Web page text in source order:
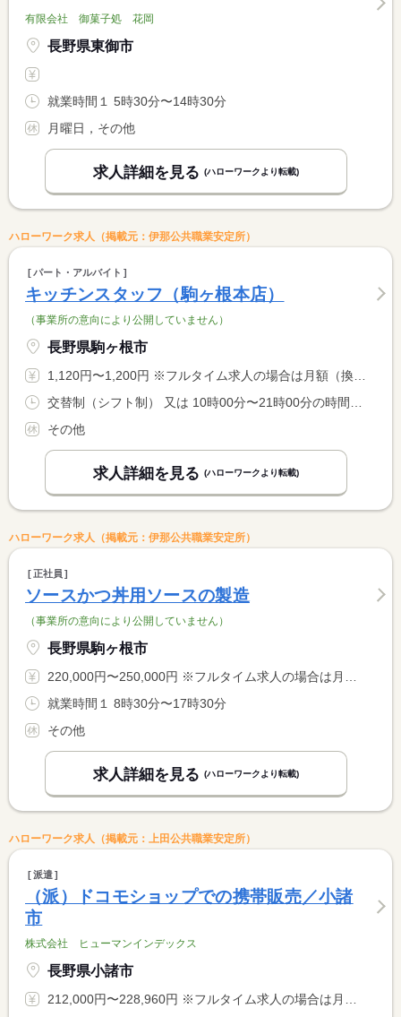
有限会社 御菓子処 花岡
長野県東御市
就業時間１ 5時30分〜14時30分
月曜日，その他
求人詳細を見る (ハローワークより転載)
ハローワーク求人（掲載元：伊那公共職業安定所）
パート・アルバイト
キッチンスタッフ（駒ヶ根本店）
（事業所の意向により公開していません）
長野県駒ヶ根市
1,120円〜1,200円 ※フルタイム求人の場合は月額（換算額）、パート求人の場合は時間額を表示しています。
その他
求人詳細を見る (ハローワークより転載)
ハローワーク求人（掲載元：伊那公共職業安定所）
正社員
ソースかつ丼用ソースの製造
（事業所の意向により公開していません）
長野県駒ヶ根市
220,000円〜250,000円 ※フルタイム求人の場合は月額（換算額）、パート求人の場合は時間額を表示しています。
就業時間１ 8時30分〜17時30分
その他
求人詳細を見る (ハローワークより転載)
ハローワーク求人（掲載元：上田公共職業安定所）
派遣
（派）ドコモショップでの携帯販売／小諸
市
株式会社 ヒューマンインデックス
長野県小諸市
212,000円〜228,960円 ※フルタイム求人の場合は月額（換算額）、パート求人の場合は時間額を表示しています。